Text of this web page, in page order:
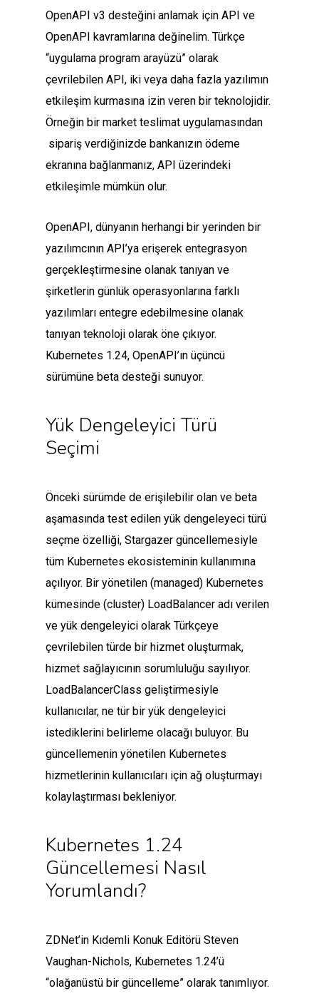
OpenAPI v3 desteğini anlamak için API ve
OpenAPI kavramlarına değinelim. Türkçe
“uygulama program arayüzü” olarak
çevrilebilen API, iki veya daha fazla yazılımın
etkileşim kurmasına izin veren bir teknolojidir.
Örneğin bir market teslimat uygulamasından
sipariş verdiğinizde bankanızın ödeme
ekranına bağlanmanız, API üzerindeki
etkileşimle mümkün olur.
OpenAPI, dünyanın herhangi bir yerinden bir
yazılımcının API’ya erişerek entegrasyon
gerçekleştirmesine olanak tanıyan ve
şirketlerin günlük operasyonlarına farklı
yazılımları entegre edebilmesine olanak
tanıyan teknoloji olarak öne çıkıyor.
Kubernetes 1.24, OpenAPI’ın üçüncü
sürümüne beta desteği sunuyor.
Yük Dengeleyici Türü
Seçimi
Önceki sürümde de erişilebilir olan ve beta
aşamasında test edilen yük dengeleyeci türü
seçme özelliği, Stargazer güncellemesiyle
tüm Kubernetes ekosisteminin kullanımına
açılıyor. Bir yönetilen (managed) Kubernetes
kümesinde (cluster) LoadBalancer adı verilen
ve yük dengeleyici olarak Türkçeye
çevrilebilen türde bir hizmet oluşturmak,
hizmet sağlayıcının sorumluluğu sayılıyor.
LoadBalancerClass geliştirmesiyle
kullanıcılar, ne tür bir yük dengeleyici
istediklerini belirleme olacağı buluyor. Bu
güncellemenin yönetilen Kubernetes
hizmetlerinin kullanıcıları için ağ oluşturmayı
kolaylaştırması bekleniyor.
Kubernetes 1.24
Güncellemesi Nasıl
Yorumlandı?
ZDNet’in Kıdemli Konuk Editörü Steven
Vaughan-Nichols, Kubernetes 1.24’ü
“olağanüstü bir güncelleme” olarak tanımlıyor.